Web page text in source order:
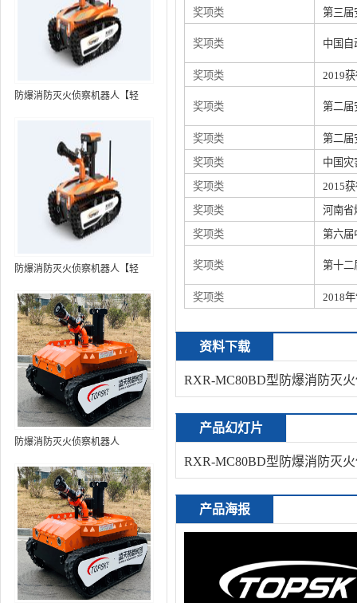
防爆消防灭火侦察机器人【轻
装置+语音控制+跟随功能+5G控
制+水炮跟踪火焰）RXR-
MC80BD（第8代）
防爆消防灭火侦察机器人【轻
装置+语音控制+跟随功能+5G控
制+水炮跟踪火焰+自主导航）
防爆消防灭火侦察机器人
奖项类
第三届
奖项类 中国自
奖项类 2019
奖项类 第二届
奖项类
第二届
奖项类
中国灾
奖项类
2015
奖项类
河南省
奖项类
第六届
奖项类 第十二
奖项类 2018
资料下载
RXR-MC80BD型防爆消防灭
产品幻灯片
RXR-MC80BD型防爆消防灭
产品海报